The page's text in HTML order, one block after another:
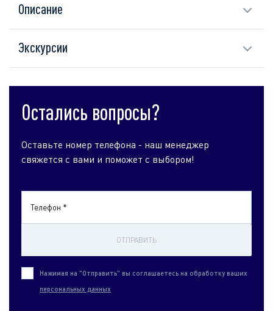
Описание
Экскурсии
Остались вопросы?
Оставьте номер телефона - наш менеджер
свяжется с вами и поможет с выбором!
Телефон *
ОТПРАВИТЬ
Нажимая на "Отправить" вы соглашаетесь на обработку ваших
персональных данных